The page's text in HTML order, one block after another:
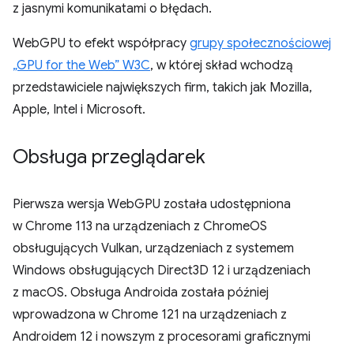
z jasnymi komunikatami o błędach.
WebGPU to efekt współpracy grupy społecznościowej
„GPU for the Web” W3C, w której skład wchodzą
przedstawiciele największych firm, takich jak Mozilla,
Apple, Intel i Microsoft.
Obsługa przeglądarek
Pierwsza wersja WebGPU została udostępniona
w Chrome 113 na urządzeniach z ChromeOS
obsługujących Vulkan, urządzeniach z systemem
Windows obsługujących Direct3D 12 i urządzeniach
z macOS. Obsługa Androida została później
wprowadzona w Chrome 121 na urządzeniach z
Androidem 12 i nowszym z procesorami graficznymi